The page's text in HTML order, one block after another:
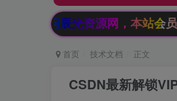
，本站会员限时特惠，SVIP
首页 技术文档 正文
CSDN最新解锁